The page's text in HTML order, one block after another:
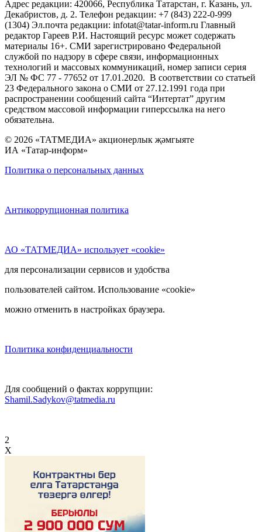
Адрес редакции: 420066, Республика Татарстан, г. Казань, ул.
Декабристов, д. 2. Телефон редакции: +7 (843) 222-0-999
(1304) Эл.почта редакции: infotat@tatar-inform.ru Главный
редактор Гареев Р.И. Настоящий ресурс может содержать
материалы 16+. СМИ зарегистрировано Федеральной
службой по надзору в сфере связи, информационных
технологий и массовых коммуникаций, номер записи серия
ЭЛ № ФС 77 - 77652 от 17.01.2020. В соответствии со статьей
23 Федерального закона о СМИ от 27.12.1991 года при
распространении сообщений сайта “Интертат” другим
средством массовой информации гиперссылка на него
обязательна.
© 2026 «ТАТМЕДИА» акционерлык җәмгыяте
ИА «Татар-информ»
Политика о персональных данных
Антикоррупционная политика
АО «ТАТМЕДИА» использует «cookie»
для персонализации сервисов и удобства
пользователей сайтом. Использование «cookie»
можно отменить в настройках браузера.
Политика конфиденциальности
Для сообщений о фактах коррупции:
Shamil.Sadykov@tatmedia.ru
2
X